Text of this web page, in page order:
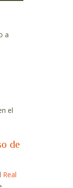
a
el
de
Real